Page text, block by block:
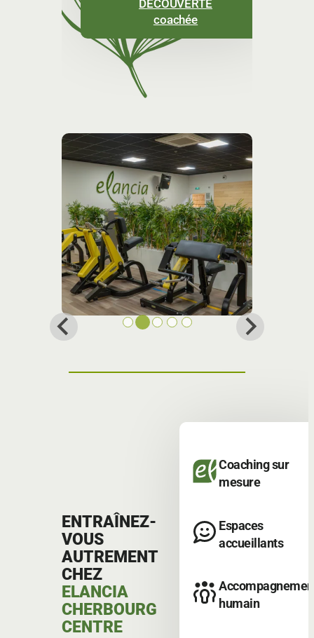
DÉCOUVERTE
coachée
ENTRAÎNEZ-
VOUS
AUTREMENT
CHEZ
ELANCIA
CHERBOURG
CENTRE
Coaching sur
mesure
Espaces
accueillants
humain